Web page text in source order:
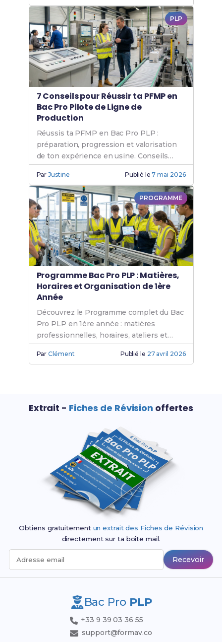
PLP
7 Conseils pour Réussir ta PFMP en
Bac Pro Pilote de Ligne de
Production
Réussis ta PFMP en Bac Pro PLP :
préparation, progression et valorisation
de ton expérience en usine. Conseils
pratiques pour ton stage.
ParJustine Publié le7 mai 2026
PROGRAMME
Programme Bac Pro PLP : Matières,
Horaires et Organisation de 1ère
Année
Découvrez le Programme complet du Bac
Pro PLP en 1ère année : matières
professionnelles, horaires, ateliers et
stages pour réussir.
ParClément Publié le 27 avril 2026
Extrait - Fiches de Révision offertes
Obtiens gratuitement un extrait des Fiches de Révision
directement sur ta boîte mail.
Adresse email Recevoir
Bac Pro PLP
+33 9 39 03 36 55
support@formav.co